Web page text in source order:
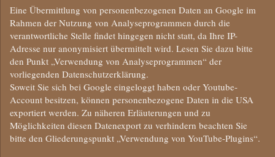
Eine Übermittlung von personenbezogenen Daten an Google im
Rahmen der Nutzung von Analyseprogrammen durch die
verantwortliche Stelle findet hingegen nicht statt, da Ihre IP-
Adresse nur anonymisiert übermittelt wird. Lesen Sie dazu bitte
den Punkt „Verwendung von Analyseprogrammen“ der
vorliegenden Datenschutzerklärung.
Soweit Sie sich bei Google eingeloggt haben oder Youtube-
Account besitzen, können personenbezogene Daten in die USA
exportiert werden. Zu näheren Erläuterungen und zu
Möglichkeiten diesen Datenexport zu verhindern beachten Sie
bitte den Gliederungspunkt „Verwendung von YouTube-Plugins“.